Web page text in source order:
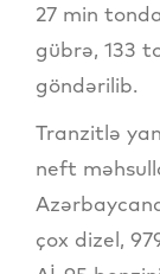
27 min
gübrə, 133
göndərilib.
Tranzitlə
neft
çox dizel,